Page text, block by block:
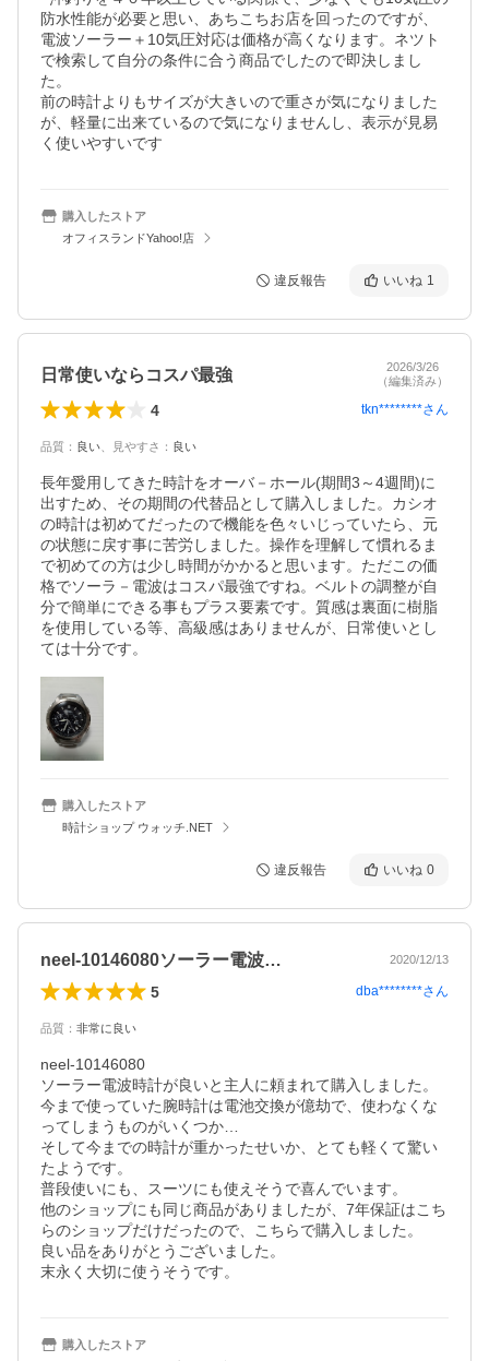
防水性能が必要と思い、あちこちお店を回ったのですが、
電波ソーラー＋10気圧対応は価格が高くなります。ネツト
で検索して自分の条件に合う商品でしたので即決しまし
た。
前の時計よりもサイズが大きいので重さが気になりました
が、軽量に出来ているので気になりませんし、表示が見易
く使いやすいです
購入したストア
オフィスランドYahoo!店
違反報告 いいね 1
日常使いならコスパ最強
2026/3/26
（編集済み）
4 tkn********さん
品質 ： 良い 見やすさ ： 良い
長年愛用してきた時計をオーバ－ホール(期間3～4週間)に
出すため、その期間の代替品として購入しました。カシオ
の時計は初めてだったので機能を色々いじっていたら、元
の状態に戻す事に苦労しました。操作を理解して慣れるま
で初めての方は少し時間がかかると思います。ただこの価
格でソーラ－電波はコスパ最強ですね。ベルトの調整が自
分で簡単にできる事もプラス要素です。質感は裏面に樹脂
を使用している等、高級感はありませんが、日常使いとし
ては十分です。
購入したストア
時計ショップ ウォッチ.NET
違反報告 いいね 0
neel-10146080ソーラー電波… 2020/12/13
5 dba********さん
品質 ： 非常に良い
neel-10146080
ソーラー電波時計が良いと主人に頼まれて購入しました。
今まで使っていた腕時計は電池交換が億劫で、使わなくな
ってしまうものがいくつか…
そして今までの時計が重かったせいか、とても軽くて驚い
たようです。
普段使いにも、スーツにも使えそうで喜んでいます。
他のショップにも同じ商品がありましたが、7年保証はこち
らのショップだけだったので、こちらで購入しました。
良い品をありがとうございました。
末永く大切に使うそうです。
購入したストア